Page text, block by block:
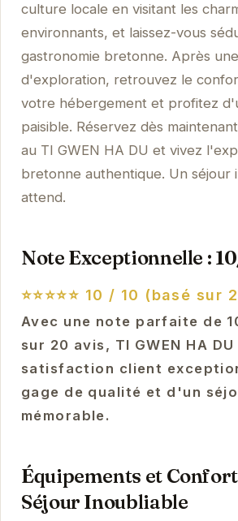
culture locale en visitant les
environnants, et laissez-vous
gastronomie bretonne. Après
d'exploration, retrouvez le
votre hébergement et profitez
paisible. Réservez dès
au TI GWEN HA DU et vivez
bretonne authentique. Un séjour
attend.
Note Exceptionnelle :
⭐⭐⭐⭐⭐ 10 / 10 (basé sur
Avec une note parfaite de
sur 20 avis, TI GWEN HA
satisfaction client
gage de qualité et d'un
mémorable.
Équipements et
Séjour Inoubliable